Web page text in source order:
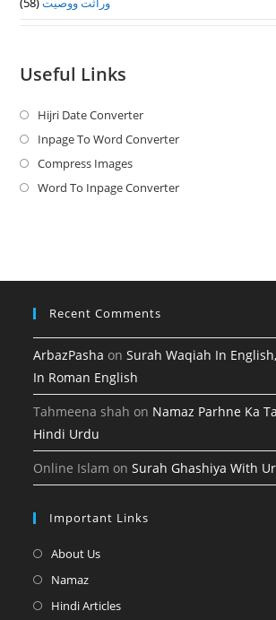
Useful Links
Hijri Date ConverterOpens
in
new
Inpage To Word ConverterOpens
a
Compress ImagesOpens
in
Word To Inpage ConverterOpens
tab
Recent Comments
ArbazPasha onSurah Waqiah In
In Roman English
Tahmeena shah on Namaz Parhne Ka
Hindi Urdu
Online Islam onSurah Ghashiya With
Important Links
About UsOpens
NamazOpens
in
Hindi ArticlesOpens